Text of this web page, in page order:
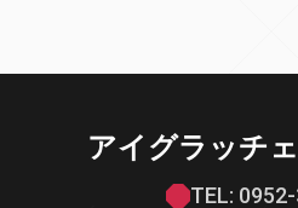
アイグラッチ
TEL: